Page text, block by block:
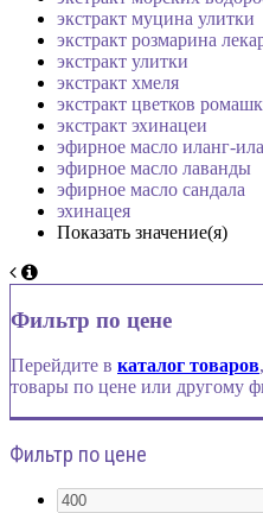
экстракт муцина улитки
экстракт розмарина
экстракт улитки
экстракт хмеля
экстракт цветков
экстракт эхинацеи
эфирное масло иланг-
эфирное масло лаванды
эфирное масло сандала
эхинацея
Показать значение(я)
Фильтр по цене
Перейдите в каталог товаров
товары по цене или другому
Фильтр по цене